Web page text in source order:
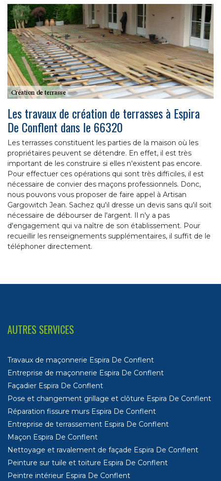
Les travaux de création de terrasses à Espira
De Conflent dans le 66320
Les terrasses constituent les parties de la maison où les
propriétaires peuvent se détendre. En effet, il est très
important de les construire si elles n'existent pas encore.
Pour effectuer ces opérations qui sont très difficiles, il est
nécessaire de convier des maçons professionnels. Donc,
nous pouvons vous proposer de faire appel à Artisan
Gargowitch Jean. Sachez qu'il dresse un devis sans qu'il soit
nécessaire de débourser de l'argent. Il n'y a pas
d'engagement qui va naître de son établissement. Pour
recueillir les renseignements supplémentaires, il suffit de le
téléphoner directement.
AUTRES SERVICES
Travaux de maçonnerie Espira De Conflent
Entreprise de maçonnerie Espira De Conflent
Façadier Espira De Conflent
Pose et changement grillage et clôture Espira De Conflent
Réparation fissure murs Espira De Conflent
Entreprise de terrassement Espira De Conflent
Maçon Espira De Conflent
Nettoyage et ravalement de façade Espira De Conflent
Peinture sur tuile et toiture Espira De Conflent
Peintre intérieur Espira De Conflent